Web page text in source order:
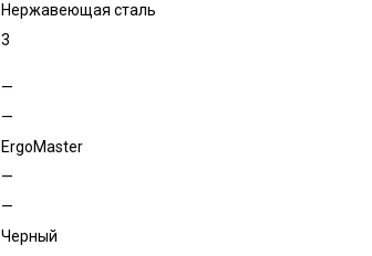
Нержавеющая сталь
3
—
—
ErgoMaster
—
—
Черный